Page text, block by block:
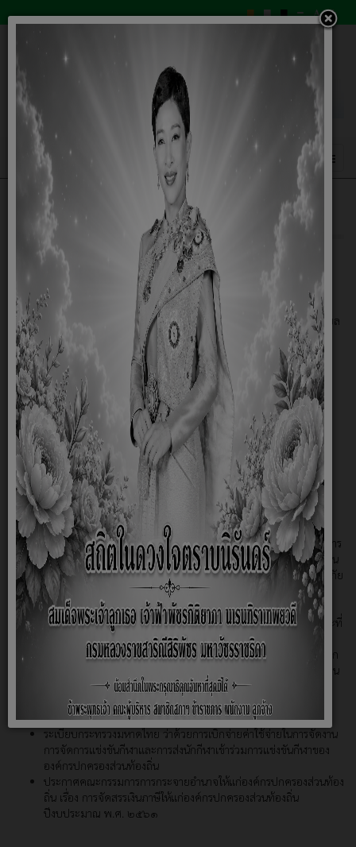
กฎหมายที่เกี่ยวข้อง
10 พฤษภาคม 2564
กฎระเบียบ ข้อบังคับ อบต.
ระเบียบกระทรวงมหาดไทย ว่าด้วยเงินค่าตอบแทน ประธานสภาตําบล
รองประธานสภาตําบล สมาชิกสภาตําบล และเลขานุการสภาตําบล
ระเบียบกระทรวงมหาดไทย ว่าด้วยเงินค่าตอบแทน นายกองค์การ
บริหารส่วนตำบล รองนายกองค์การบริหารส่วนตำบล ประธานสภา
องค์การบริหารส่วนตำบล รองประธานสภาองค์การบริหารส่วนตำบล
สมาชิกสภาองค์การบริหารส่วนตำบล เลขานุการนายกองค์การบริหาร
ส่วนตำบล และเลขานุการสภาองค์การบริหารส่วนตำบล
ระเบียบกระทรวงมหาดไทย ว่าด้วยเงินค่าตอบแทน นายกองค์การ
บริหารส่วนตำบล รองนายกองค์การบริหารส่วนตำบล ประธานสภา
องค์การบริหารส่วนตำบล รองประธานสภาองค์การบริหารส่วนตำบล
สมาชิกสภาองค์การบริหารส่วนตำบล เลขานุการนายกองค์การบริหาร
ส่วนตำบล และเลขานุการสภาองค์การบริหารส่วนตำบล (ฉบับที่ ๒)
กฎกระทรวง ฉบับที่ ๖๖ (พ.ศ. ๒๕๕๙) ออกตามความในพระราช
บัญญัติ ควบคุมอาหาร พ.ศ. ๒๕๒๒
ประกาศคณะกรรมการกิจการกระจายเสียง กิจการโทรทัศน์ และกิจการ
โทรคมนาคมแห่งชาติ เรื่องหลักเกณฑ์การใช้คลื่นความถี่ เพื่อสนับสนุน
ภารกิจป้องกันและบรรเทาสารณภัย และในกรณีที่เกิดเหตุฉุกเฉินและภัย
พิบัติ
คู่มือ การปฏิบัติงานตามระเบียบกระทรวงการคลังว่าด้วย เงินทดรอง
ราชการเพื่อช่วยเหลือผู้ประสบภัยพิบัติ กรณีฉุกเฉิน พ.ศ. ๒๕๕๖ และที่
แก้ไขเพิ่มเติม (ฉบับที่ ๒) พ.ศ. ๒๕๕๙
ระเบียบกระทรวงมหาดไทย ว่าด้วยการรับเงิน การเบิกจ่ายเงิน การฝาก
เงิน การเก็บรักษาเงิน และการตรวจเงินขององค์กรปกครองส่วนท้องถิ่น
พ.ศ. ๒๕๔๗
ระเบียบกระทรวงมหาดไทย ว่าด้วยการจัดทำแผนพัฒนาขององค์กร
ปกครองส่วนท้องถิ่น (ฉบับที่ ๓) พ.ศ. ๒๕๖๑
ระเบียบกระทรวงมหาดไทย ว่าด้วยการเบิกจ่ายค่าใช้จ่ายในการจัดงาน
การจัดการแข่งขันกีฬาและการส่งนักกีฬาเข้าร่วมการแข่งขันกีฬาของ
องค์กรปกครองส่วนท้องถิ่น
ประกาศคณะกรรมการการกระจายอำนาจให้แก่องค์กรปกครองส่วนท้อง
ถิ่น เรื่อง การจัดสรรเงินภาษีให้แก่องค์กรปกครองส่วนท้องถิ่น
ปีงบประมาณ พ.ศ. ๒๕๖๑